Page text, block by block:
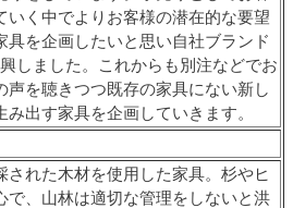
いく中でよりお客様の潜在的な要望
具を企画したいと思い自社ブランド
興しました。これからも別注などでお
声を聴きつつ既存の家具にない新し
み出す家具を企画していきます。
された木材を使用した家具。杉やヒ
で、山林は適切な管理をしないと洪